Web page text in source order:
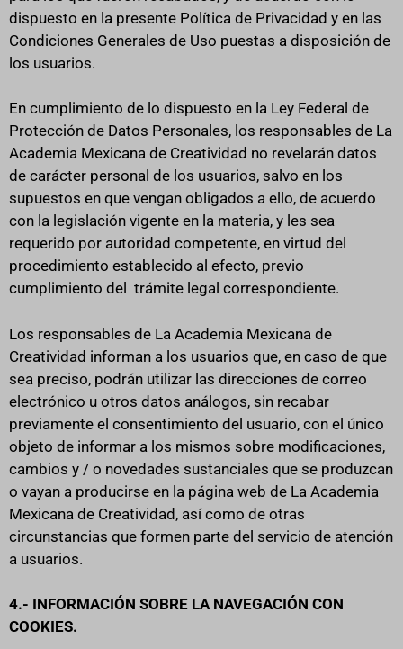
dispuesto en la presente Política de Privacidad y en las
Condiciones Generales de Uso puestas a disposición de
los usuarios.
En cumplimiento de lo dispuesto en la Ley Federal de
Protección de Datos Personales, los responsables de La
Academia Mexicana de Creatividad no revelarán datos
de carácter personal de los usuarios, salvo en los
supuestos en que vengan obligados a ello, de acuerdo
con la legislación vigente en la materia, y les sea
requerido por autoridad competente, en virtud del
procedimiento establecido al efecto, previo
cumplimiento del trámite legal correspondiente.
Los responsables de La Academia Mexicana de
Creatividad informan a los usuarios que, en caso de que
sea preciso, podrán utilizar las direcciones de correo
electrónico u otros datos análogos, sin recabar
previamente el consentimiento del usuario, con el único
objeto de informar a los mismos sobre modificaciones,
cambios y / o novedades sustanciales que se produzcan
o vayan a producirse en la página web de La Academia
Mexicana de Creatividad, así como de otras
circunstancias que formen parte del servicio de atención
a usuarios.
4.- INFORMACIÓN SOBRE LA NAVEGACIÓN CON
COOKIES.